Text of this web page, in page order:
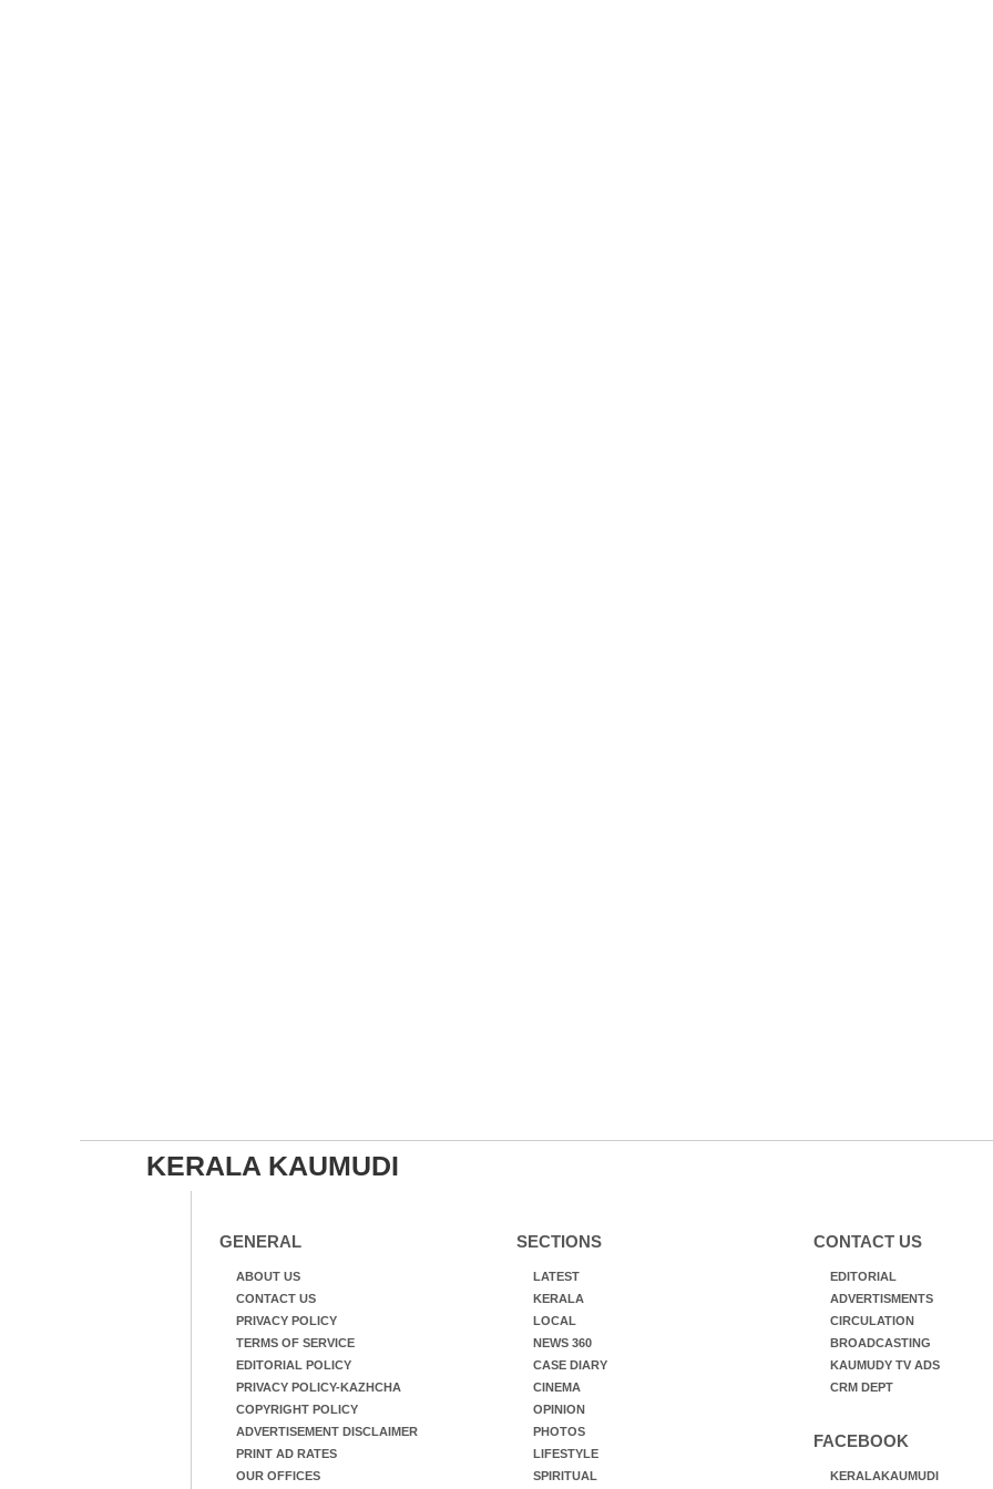
KERALA KAUMUDI
GENERAL
ABOUT US
CONTACT US
PRIVACY POLICY
TERMS OF SERVICE
EDITORIAL POLICY
PRIVACY POLICY-KAZHCHA
COPYRIGHT POLICY
ADVERTISEMENT DISCLAIMER
PRINT AD RATES
OUR OFFICES
SECTIONS
LATEST
KERALA
LOCAL
NEWS 360
CASE DIARY
CINEMA
OPINION
PHOTOS
LIFESTYLE
SPIRITUAL
CONTACT US
EDITORIAL
ADVERTISMENTS
CIRCULATION
BROADCASTING
KAUMUDY TV ADS
CRM DEPT
FACEBOOK
KERALAKAUMUDI